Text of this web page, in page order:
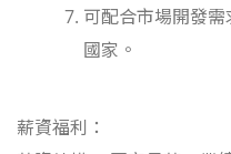
可配合市場開發
國家。
薪資福利：